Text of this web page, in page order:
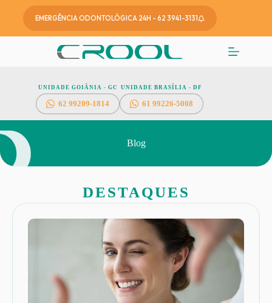
EMERGÊNCIA ODONTOLÓGICA 24H - 62 3941-3131
UNIDADE GOIÂNIA - GO
6299209-1814
UNIDADE BRASÍLIA - DF
61 99226-5008
Blog
DESTAQUES